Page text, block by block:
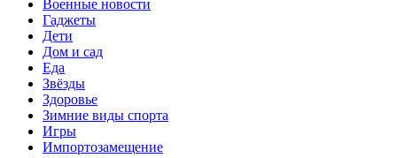
Военные новости
Гаджеты
Дети
Дом и сад
Еда
Звёзды
Здоровье
Зимние виды спорта
Игры
Импортозамещение